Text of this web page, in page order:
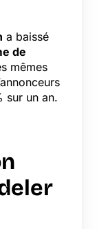
a baissé
de
mêmes
sur un an.